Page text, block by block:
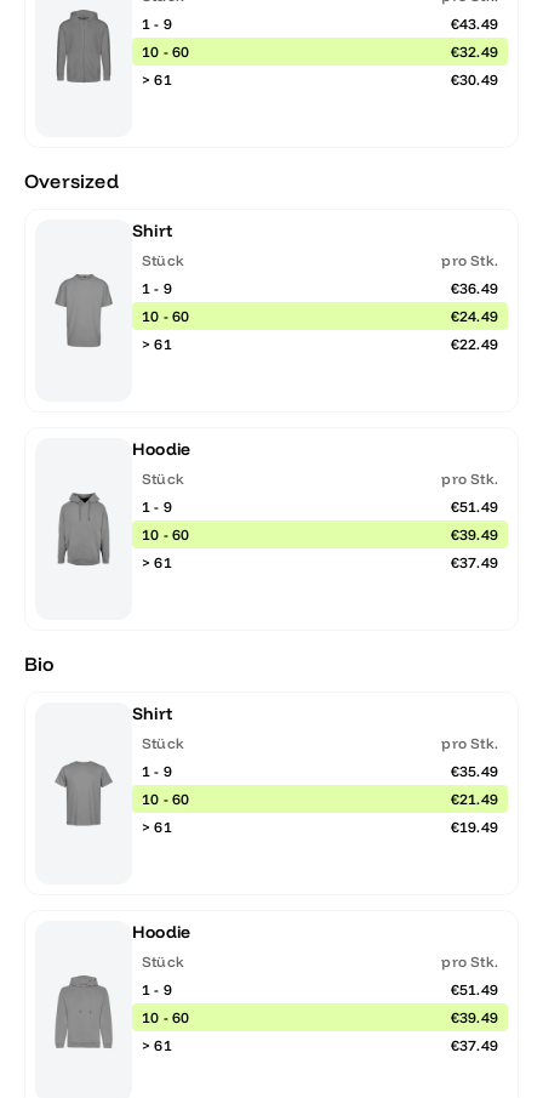
1 - 9
€43.49
10 - 60
€32.49
> 61
€30.49
Oversized
Shirt
Stück
pro Stk.
1 - 9
€36.49
10 - 60
€24.49
> 61
€22.49
Hoodie
Stück
pro Stk.
1 - 9
€51.49
10 - 60
€39.49
> 61
€37.49
Bio
Shirt
Stück
pro Stk.
1 - 9
€35.49
10 - 60
€21.49
> 61
€19.49
Hoodie
Stück
pro Stk.
1 - 9
€51.49
10 - 60
€39.49
> 61
€37.49